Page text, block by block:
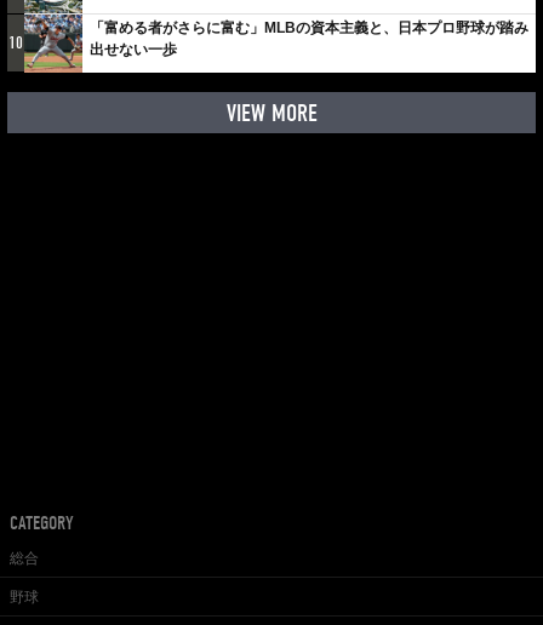
10
「富める者がさらに富む」MLBの資本主義と、日本プロ野球が踏み
出せない一歩
VIEW MORE
CATEGORY
総合
野球